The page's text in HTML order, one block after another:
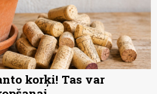
korķi! Tas var